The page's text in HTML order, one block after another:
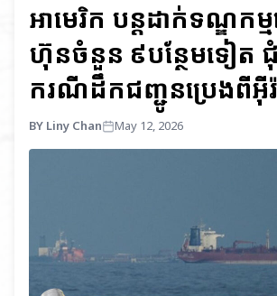
អាមេរិក បន្តដាក់ទណ្ឌកម្
ហ៊ុនចំនួន ៩បន្ថែមទៀត
ករណីដឹកជញ្ជូនប្រេងពីអ៊ី
BY Liny Chan May 12, 2026